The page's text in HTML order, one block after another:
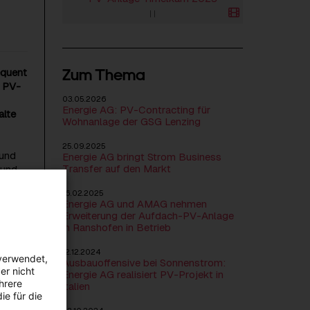
PV-
| |
Zum Thema
03.05.2026
Energie AG: PV-Contracting für
Wohnanlage der GSG Lenzing
25.09.2025
Energie AG bringt Strom Business
Transfer auf den Markt
16.02.2025
Energie AG und AMAG nehmen
Erweiterung der Aufdach-PV-Anlage
in Ranshofen in Betrieb
12.12.2024
Ausbauoffensive bei Sonnenstrom:
Energie AG realisiert PV-Projekt in
Italien
nicht
für die